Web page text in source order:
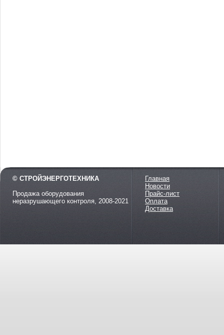
© СТРОЙЭНЕРГОТЕХНИКА
Продажа оборудования
неразрушающего контроля, 2008-2021
Главная
Новости
Прайс-лист
Оплата
Доставка